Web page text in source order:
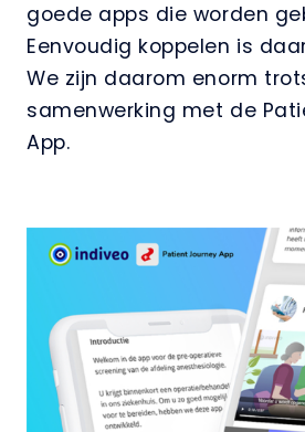
goede apps die worden
Eenvoudig koppelen is
We zijn daarom enorm
samenwerking met de
App.